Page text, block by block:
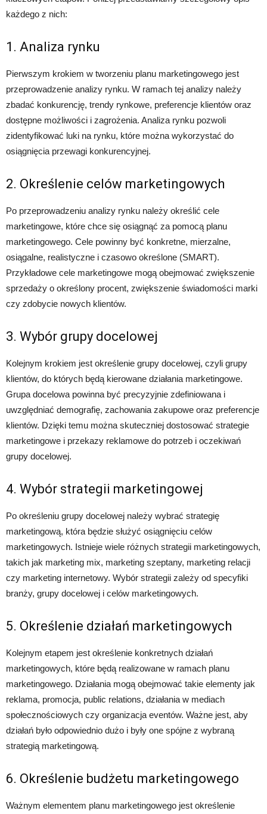
każdego z nich:
1. Analiza rynku
Pierwszym krokiem w tworzeniu planu marketingowego jest
przeprowadzenie analizy rynku. W ramach tej analizy należy
zbadać konkurencję, trendy rynkowe, preferencje klientów oraz
dostępne możliwości i zagrożenia. Analiza rynku pozwoli
zidentyfikować luki na rynku, które można wykorzystać do
osiągnięcia przewagi konkurencyjnej.
2. Określenie celów marketingowych
Po przeprowadzeniu analizy rynku należy określić cele
marketingowe, które chce się osiągnąć za pomocą planu
marketingowego. Cele powinny być konkretne, mierzalne,
osiągalne, realistyczne i czasowo określone (SMART).
Przykładowe cele marketingowe mogą obejmować zwiększenie
sprzedaży o określony procent, zwiększenie świadomości marki
czy zdobycie nowych klientów.
3. Wybór grupy docelowej
Kolejnym krokiem jest określenie grupy docelowej, czyli grupy
klientów, do których będą kierowane działania marketingowe.
Grupa docelowa powinna być precyzyjnie zdefiniowana i
uwzględniać demografię, zachowania zakupowe oraz preferencje
klientów. Dzięki temu można skuteczniej dostosować strategie
marketingowe i przekazy reklamowe do potrzeb i oczekiwań
grupy docelowej.
4. Wybór strategii marketingowej
Po określeniu grupy docelowej należy wybrać strategię
marketingową, która będzie służyć osiągnięciu celów
marketingowych. Istnieje wiele różnych strategii marketingowych,
takich jak marketing mix, marketing szeptany, marketing relacji
czy marketing internetowy. Wybór strategii zależy od specyfiki
branży, grupy docelowej i celów marketingowych.
5. Określenie działań marketingowych
Kolejnym etapem jest określenie konkretnych działań
marketingowych, które będą realizowane w ramach planu
marketingowego. Działania mogą obejmować takie elementy jak
reklama, promocja, public relations, działania w mediach
społecznościowych czy organizacja eventów. Ważne jest, aby
działań było odpowiednio dużo i były one spójne z wybraną
strategią marketingową.
6. Określenie budżetu marketingowego
Ważnym elementem planu marketingowego jest określenie